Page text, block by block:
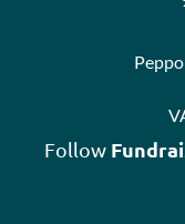
Follow